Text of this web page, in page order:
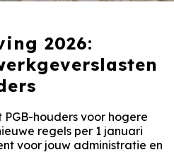
2026:
houders voor hogere
regels per 1 januari
voor jouw administratie en